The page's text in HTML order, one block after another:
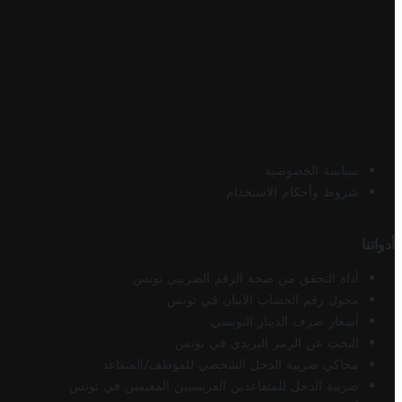
سياسة الخصوصية
شروط وأحكام الاستخدام
أدواتنا
أداة التحقق من صحة الرقم الضريبي تونس
محول رقم الحساب الآيبان في تونس
أسعار صرف الدينار التونسي
البحث عن الرمز البريدي في تونس
محاكي ضريبة الدخل الشخصي للموظف/المتقاعد
ضريبة الدخل للمتقاعدين الفرنسيين المقيمين في تونس